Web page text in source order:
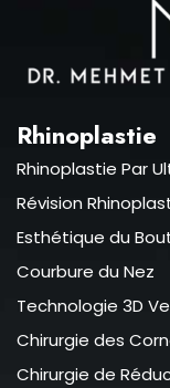
Rhinoplastie
Rhinoplastie Par
Révision
Esthétique du
Courbure du Nez
Technologie 3D
Chirurgie des
Chirurgie de